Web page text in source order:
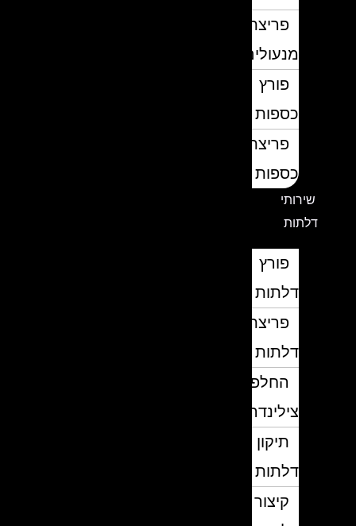
פריצת
מנעולים
פורץ
כספות
פריצת
כספות
שירותי
דלתות
פורץ
דלתות
פריצת
דלתות
החלפת
צילינדרים
תיקון
דלתות
קיצור